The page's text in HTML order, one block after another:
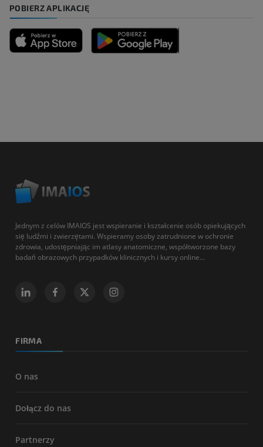
POBIERZ APLIKACJĘ
Jednym z celów IMAIOS jest wspieranie i kształcenie osób opiekujących
się ludźmi i zwierzętami. Wspieramy osoby zatrudnione w ochronie
zdrowia, udostępniając im atlasy anatomiczne, współtworzone bazy
badań obrazowych przypadków klinicznych i kursy online...
FIRMA
O nas
Dołącz do nas
Partnerzy